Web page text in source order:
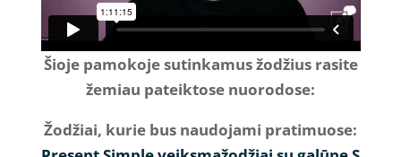
Šioje pamokoje sutinkamus žodžius rasite
žemiau pateiktose nuorodose:
Žodžiai, kurie bus naudojami pratimuose: